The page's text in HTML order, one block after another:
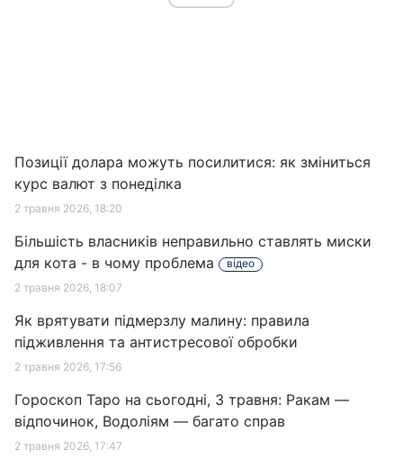
Позиції долара можуть посилитися: як зміниться
курс валют з понеділка
2 травня 2026, 18:20
Більшість власників неправильно ставлять миски
для кота - в чому проблема
відео
2 травня 2026, 18:07
Як врятувати підмерзлу малину: правила
підживлення та антистресової обробки
2 травня 2026, 17:56
Гороскоп Таро на сьогодні, 3 травня: Ракам —
відпочинок, Водоліям — багато справ
2 травня 2026, 17:47